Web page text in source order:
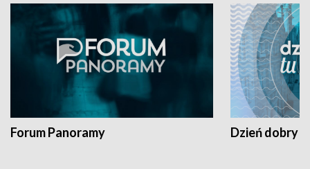
Forum Panoramy Dzień dobry